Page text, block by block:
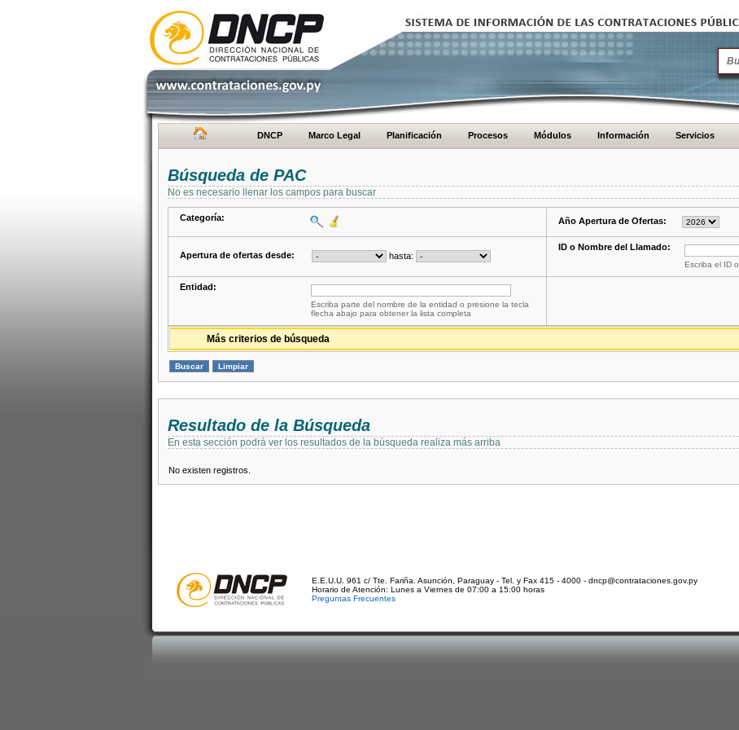
DNCP Marco Legal Planificación Procesos Módulos Información Servicios
Búsqueda de PAC
No es necesario llenar los campos para buscar
Categoría: Año Apertura de Ofertas:
Apertura de ofertas desde: hasta:
ID o Nombre del Llamado:
Escriba el ID
Entidad:
Escriba parte del nombre de la entidad o presione la tecla
flecha abajo para obtener la lista completa
Más criterios de búsqueda
Resultado de la Búsqueda
En esta sección podrá ver los resultados de la búsqueda realiza más arriba
No existen registros.
E.E.U.U. 961 c/ Tte. Fariña. Asunción, Paraguay - Tel. y Fax 415 - 4000 - dncp@contrataciones.gov.py
Horario de Atención: Lunes a Viernes de 07:00 a 15:00 horas
Preguntas Frecuentes